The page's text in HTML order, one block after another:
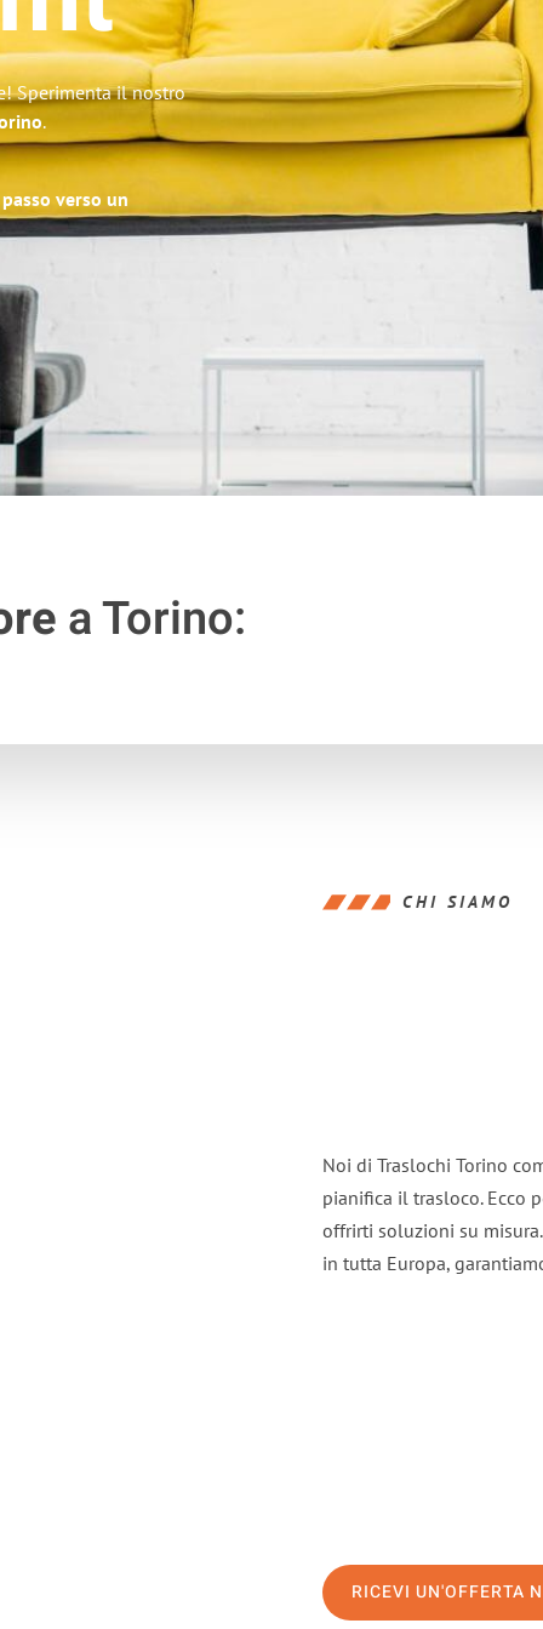
Sperimenta il nostro
.
verso un
a Torino:
CHI SIAMO
Noi di Traslochi Torino
pianifica il trasloco. Ecco
offrirti soluzioni su
in tutta Europa,
RICEVI UN'OFFERTA